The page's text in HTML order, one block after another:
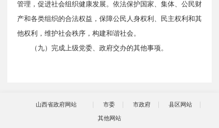
管理，促进社会组织健康发展。依法保护国家、集体、公民财
产和各类组织的合法权益，保障公民人身权利、民主权利和其
他权利，维护社会秩序，构建和谐社会。
（九）完成上级党委、政府交办的其他事项。
山西省政府网站 市委 市政府
县区网站
其他网站